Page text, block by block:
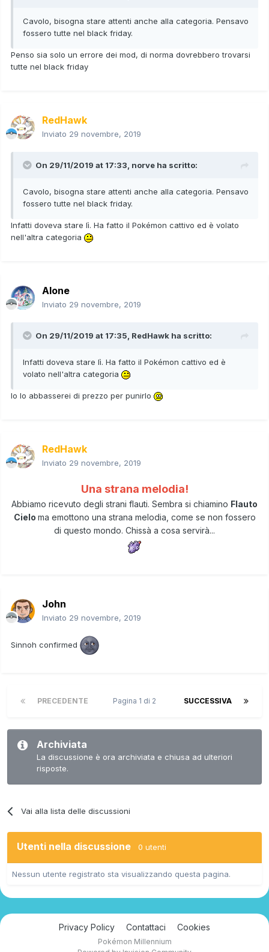
Cavolo, bisogna stare attenti anche alla categoria. Pensavo
fossero tutte nel black friday.
Penso sia solo un errore dei mod, di norma dovrebbero trovarsi
tutte nel black friday
RedHawk
Inviato 29 novembre, 2019
On 29/11/2019 at 17:33, norve ha scritto:
Cavolo, bisogna stare attenti anche alla categoria. Pensavo
fossero tutte nel black friday.
Infatti doveva stare lì. Ha fatto il Pokémon cattivo ed è volato
nell'altra categoria
Alone
Inviato 29 novembre, 2019
On 29/11/2019 at 17:35, RedHawk ha scritto:
Infatti doveva stare lì. Ha fatto il Pokémon cattivo ed è
volato nell'altra categoria
Io lo abbasserei di prezzo per punirlo
RedHawk
Inviato 29 novembre, 2019
Una strana melodia!
Abbiamo ricevuto degli strani flauti. Sembra si chiamino Flauto
Cielo ma emottono una strana melodia, come se non fossero
di questo mondo. Chissà a cosa servirà...
John
Inviato 29 novembre, 2019
Sinnoh confirmed
PRECEDENTE SUCCESSIVA
Pagina 1 di 2
Archiviata
La discussione è ora archiviata e chiusa ad ulteriori
risposte.
Vai alla lista delle discussioni
Utenti nella discussione 0 utenti
Nessun utente registrato sta visualizzando questa pagina.
Privacy Policy Contattaci Cookies
Pokémon Millennium